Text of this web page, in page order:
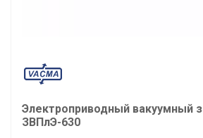
Электроприводный вакуумный
ЗВПлЭ-630